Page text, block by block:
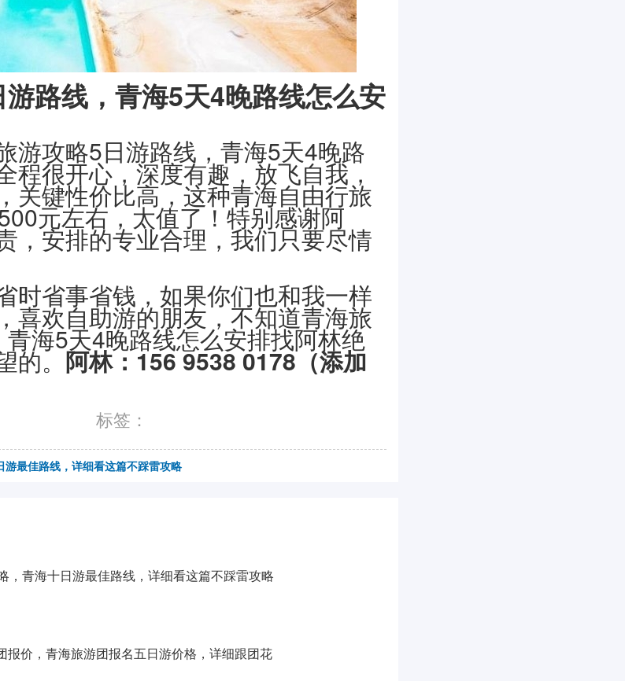
路线，青海5天4晚路线怎么安
游攻略5日游路线，青海5天4晚路
程很开心，深度有趣，放飞自我，
关键性价比高，这种青海自由行旅
元左右，太值了！特别感谢阿
，安排的专业合理，我们只要尽情
时省事省钱，如果你们也和我一样
喜欢自助游的朋友，不知道青海旅
海5天4晚路线怎么安排找阿林绝
。 阿林：156 9538 0178（添加
标签：
最佳路线，详细看这篇不踩雷攻略
，青海十日游最佳路线，详细看这篇不踩雷攻略
报价，青海旅游团报名五日游价格，详细跟团花